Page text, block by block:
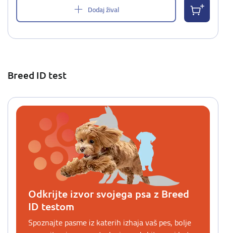
Dodaj žival
Breed ID test
Odkrijte izvor svojega psa z Breed
ID testom
Spoznajte pasme iz katerih izhaja vaš pes, bolje